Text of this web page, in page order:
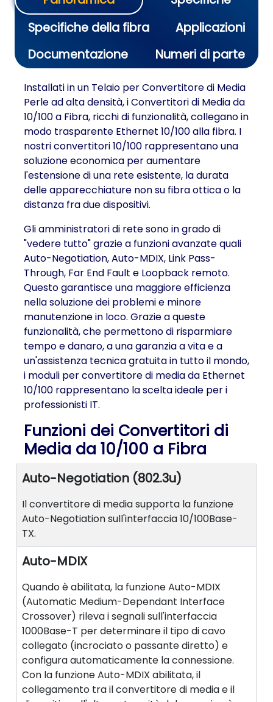
Specifiche della fibra
Applicazioni
Documentazione
Numeri di parte
Installati in un Telaio per Convertitore di Media
Perle ad alta densità, i Convertitori di Media da
10/100 a Fibra, ricchi di funzionalità, collegano in
modo trasparente Ethernet 10/100 alla fibra. I
nostri convertitori 10/100 rappresentano una
soluzione economica per aumentare
l'estensione di una rete esistente, la durata
delle apparecchiature non su fibra ottica o la
distanza fra due dispositivi.
Gli amministratori di rete sono in grado di
"vedere tutto" grazie a funzioni avanzate quali
Auto-Negotiation, Auto-MDIX, Link Pass-
Through, Far End Fault e Loopback remoto.
Questo garantisce una maggiore efficienza
nella soluzione dei problemi e minore
manutenzione in loco. Grazie a queste
funzionalità, che permettono di risparmiare
tempo e danaro, a una garanzia a vita e a
un'assistenza tecnica gratuita in tutto il mondo,
i moduli per convertitore di media da Ethernet
10/100 rappresentano la scelta ideale per i
professionisti IT.
Funzioni dei Convertitori di
Media da 10/100 a Fibra
Auto-Negotiation (802.3u)
Il convertitore di media supporta la funzione
Auto-Negotiation sull'interfaccia 10/100Base-
TX.
Auto-MDIX
Quando è abilitata, la funzione Auto-MDIX
(Automatic Medium-Dependant Interface
Crossover) rileva i segnali sull'interfaccia
1000Base-T per determinare il tipo di cavo
collegato (incrociato o passante diretto) e
configura automaticamente la connessione.
Con la funzione Auto-MDIX abilitata, il
collegamento tra il convertitore di media e il